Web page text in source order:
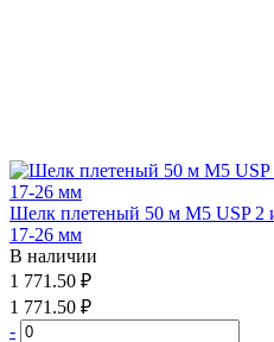
Шелк плетеный 50 м М5 USP 2
17-26 мм
В наличии
1 771.50 ₽
1 771.50 ₽
-